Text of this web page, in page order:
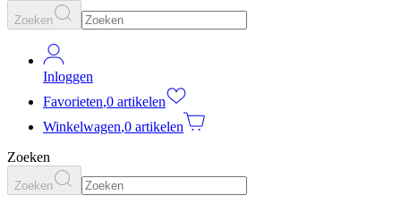
Zoeken
Inloggen
Favorieten,0 artikelen
Winkelwagen,0 artikelen
Zoeken
Zoeken